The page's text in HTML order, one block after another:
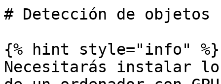
# Detección de objetos
{% hint style="info" %}
Necesitarás instalar